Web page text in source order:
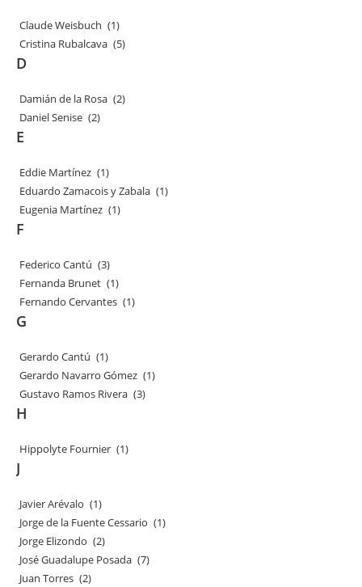
Claude Weisbuch (1)
Cristina Rubalcava (5)
D
Damián de la Rosa (2)
Daniel Senise (2)
E
Eddie Martínez (1)
Eduardo Zamacois y Zabala (1)
Eugenia Martínez (1)
F
Federico Cantú (3)
Fernanda Brunet (1)
Fernando Cervantes (1)
G
Gerardo Cantú (1)
Gerardo Navarro Gómez (1)
Gustavo Ramos Rivera (3)
H
Hippolyte Fournier (1)
J
Javier Arévalo (1)
Jorge de la Fuente Cessario (1)
Jorge Elizondo (2)
José Guadalupe Posada (7)
Juan Torres (2)